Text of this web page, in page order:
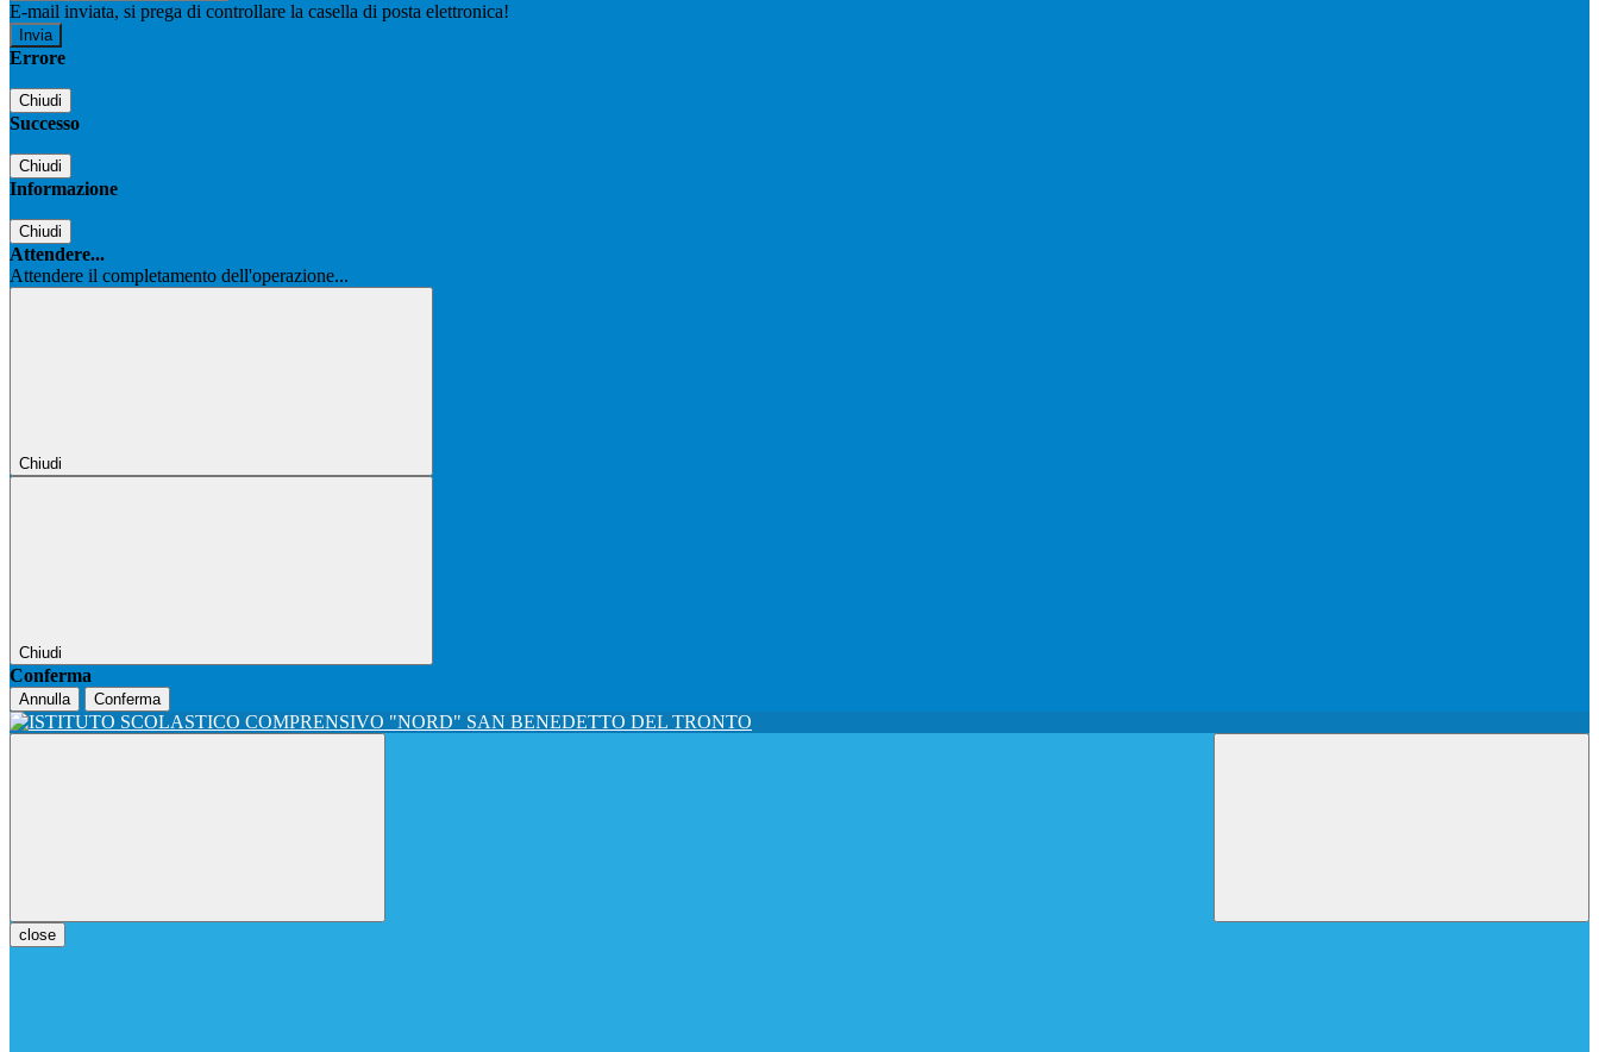
E-mail inviata, si prega di controllare la casella di posta elettronica!
Errore
Chiudi
Successo
Chiudi
Informazione
Chiudi
Attendere...
Attendere il completamento dell'operazione...
Chiudi
Chiudi
Conferma
Annulla Conferma
close